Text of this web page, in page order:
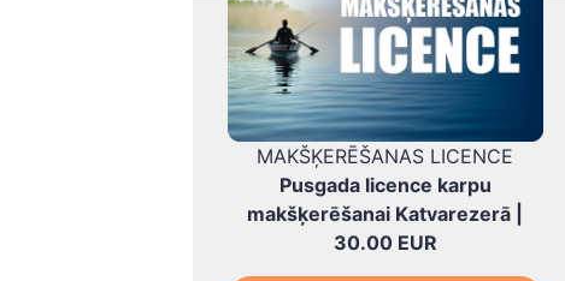
MAKŠĶERĒŠANAS LICENCE
Pusgada licence karpu
makšķerēšanai Katvarezerā |
30.00 EUR